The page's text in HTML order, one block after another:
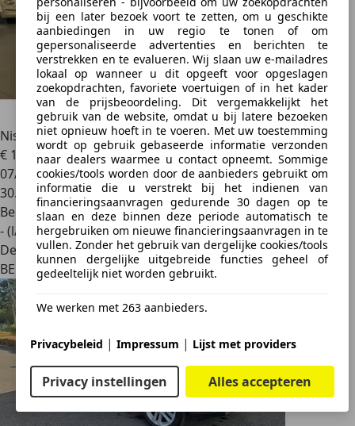
bij een later bezoek voort te zetten, om u geschikte
aanbiedingen in uw regio te tonen of om
gepersonaliseerde advertenties en berichten te
verstrekken en te evalueren. Wij slaan uw e-mailadres
lokaal op wanneer u dit opgeeft voor opgeslagen
zoekopdrachten, favoriete voertuigen of in het kader
van de prijsbeoordeling. Dit vergemakkelijkt het
gebruik van de website, omdat u bij latere bezoeken
niet opnieuw hoeft in te voeren. Met uw toestemming
wordt op gebruik gebaseerde informatie verzonden
naar dealers waarmee u contact opneemt. Sommige
cookies/tools worden door de aanbieders gebruikt om
informatie die u verstrekt bij het indienen van
financieringsaanvragen gedurende 30 dagen op te
slaan en deze binnen deze periode automatisch te
hergebruiken om nieuwe financieringsaanvragen in te
vullen. Zonder het gebruik van dergelijke cookies/tools
kunnen dergelijke uitgebreide functies geheel of
gedeeltelijk niet worden gebruikt.
We werken met 263 aanbieders.
Privacybeleid | Impressum | Lijst met providers
Privacy instellingen Alles accepteren
Nissan JukeN-Connect
€ 14.9001
07/2023
30.162 km
Benzine
- (l/100 km)
Dealer
BE 7033